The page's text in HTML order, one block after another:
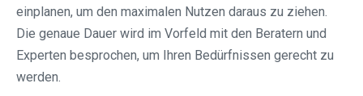
einplanen, um den maximalen Nutzen daraus zu ziehen.
Die genaue Dauer wird im Vorfeld mit den Beratern und
Experten besprochen, um Ihren Bedürfnissen gerecht zu
werden.